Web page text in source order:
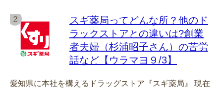
スギ薬局ってどんな所？他のド
ラックストアとの違いは?創業
者夫婦（杉浦昭子さん）の苦労
話など【ウラマヨ９/3】
愛知県に本社を構えるドラッグストア『スギ薬局』 現在